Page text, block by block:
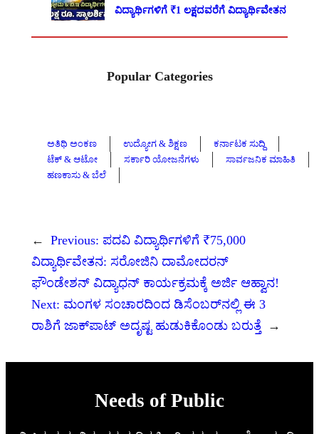
ವಿದ್ಯಾರ್ಥಿಗಳಿಗೆ ₹1 ಲಕ್ಷದವರೆಗೆ ವಿದ್ಯಾರ್ಥಿವೇತನ
Popular Categories
ಅತಿಥಿ ಅಂಕಣ ಉದ್ಯೋಗ & ಶಿಕ್ಷಣ
ಕರ್ನಾಟಕ ಸುದ್ದಿ
ಟೆಕ್ & ಆಟೋ
ಸರ್ಕಾರಿ ಯೋಜನೆಗಳು
ಸಾರ್ವಜನಿಕ ಮಾಹಿತಿ
ಹಣಕಾಸು & ಬೆಲೆ
← Previous: ಪದವಿ ವಿದ್ಯಾರ್ಥಿಗಳಿಗೆ ₹75,000
ವಿದ್ಯಾರ್ಥಿವೇತನ: ಸರೋಜಿನಿ ದಾಮೋದರನ್
ಫೌಂಡೇಶನ್ ವಿದ್ಯಾಧನ್ ಕಾರ್ಯಕ್ರಮಕ್ಕೆ ಅರ್ಜಿ ಆಹ್ವಾನ!
Next: ಮಂಗಳ ಸಂಚಾರದಿಂದ ಡಿಸೆಂಬರ್‌ನಲ್ಲಿ ಈ 3
ರಾಶಿಗೆ ಜಾಕ್‌ಪಾಟ್ ಅದೃಷ್ಟ ಹುಡುಕಿಕೊಂಡು ಬರುತ್ತೆ
→
Needs of Public